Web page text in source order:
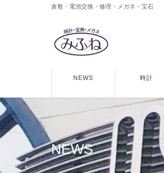
倉敷・電池交換・修理・メガネ・宝石
NEWS 時計
NEWS